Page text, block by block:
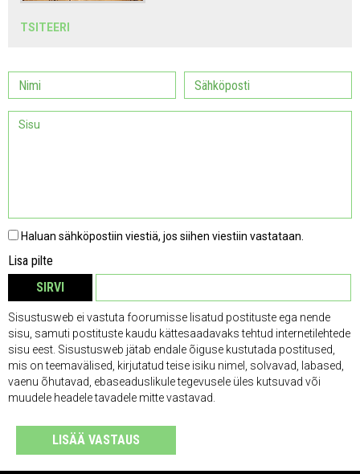
TSITEERI
Haluan sähköpostiin viestiä, jos siihen viestiin vastataan.
Lisa pilte
SIRVI
Sisustusweb ei vastuta foorumisse lisatud postituste ega nende
sisu, samuti postituste kaudu kättesaadavaks tehtud internetilehtede
sisu eest. Sisustusweb jätab endale õiguse kustutada postitused,
mis on teemavälised, kirjutatud teise isiku nimel, solvavad, labased,
vaenu õhutavad, ebaseaduslikule tegevusele üles kutsuvad või
muudele headele tavadele mitte vastavad.
LISÄÄ VASTAUS